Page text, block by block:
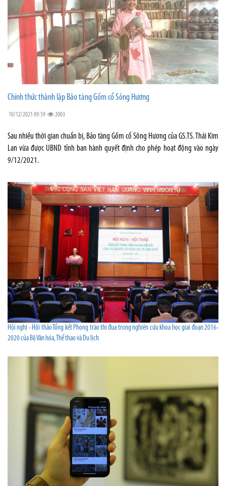
Chính thức thành lập Bảo tàng Gốm cổ Sông Hương
10/12/2021 09:59 2003
Sau nhiều thời gian chuẩn bị, Bảo tàng Gốm cổ Sông Hương của GS.TS. Thái Kim
Lan vừa được UBND tỉnh ban hành quyết định cho phép hoạt động vào ngày
9/12/2021.
Hội nghị - Hội thảo Tổng kết Phong trào thi đua trong nghiên cứu khoa học giai đoạn 2016-
2020 của Bộ Văn hóa, Thể thao và Du lịch